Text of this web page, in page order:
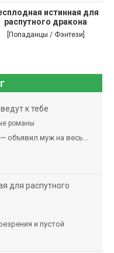
истинная для
распутного дракона
[Попаданцы / Фэнтези]
к тебе
романы
объявил муж на весь...
для распутного
и пустой